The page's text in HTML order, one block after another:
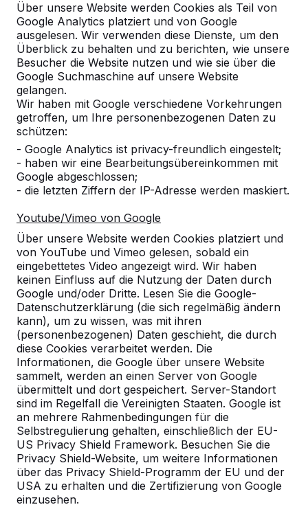
Über unsere Website werden Cookies als Teil von
Google Analytics platziert und von Google
ausgelesen. Wir verwenden diese Dienste, um den
Überblick zu behalten und zu berichten, wie unsere
Besucher die Website nutzen und wie sie über die
Google Suchmaschine auf unsere Website
gelangen.
Wir haben mit Google verschiedene Vorkehrungen
getroffen, um Ihre personenbezogenen Daten zu
schützen:
- Google Analytics ist privacy-freundlich eingestelt;
- haben wir eine Bearbeitungsübereinkommen mit
Google abgeschlossen;
- die letzten Ziffern der IP-Adresse werden maskiert.
Youtube/Vimeo von Google
Über unsere Website werden Cookies platziert und
von YouTube und Vimeo gelesen, sobald ein
eingebettetes Video angezeigt wird. Wir haben
keinen Einfluss auf die Nutzung der Daten durch
Google und/oder Dritte. Lesen Sie die Google-
Datenschutzerklärung (die sich regelmäßig ändern
kann), um zu wissen, was mit ihren
(personenbezogenen) Daten geschieht, die durch
diese Cookies verarbeitet werden. Die
Informationen, die Google über unsere Website
sammelt, werden an einen Server von Google
übermittelt und dort gespeichert. Server-Standort
sind im Regelfall die Vereinigten Staaten. Google ist
an mehrere Rahmenbedingungen für die
Selbstregulierung gehalten, einschließlich der EU-
US Privacy Shield Framework. Besuchen Sie die
Privacy Shield-Website, um weitere Informationen
über das Privacy Shield-Programm der EU und der
USA zu erhalten und die Zertifizierung von Google
einzusehen.
Referenzen
Unsere Produkte finden Sie in ganz Europa
und darüber hinaus. Sehen Sie hier, wo Sie
ein HeBlad-Produkt in Ihrer Nähe finden.
Produkt
Alles anzeigen
Kategorie
Alles anzeigen
Ort oder Postleitzahl suchen